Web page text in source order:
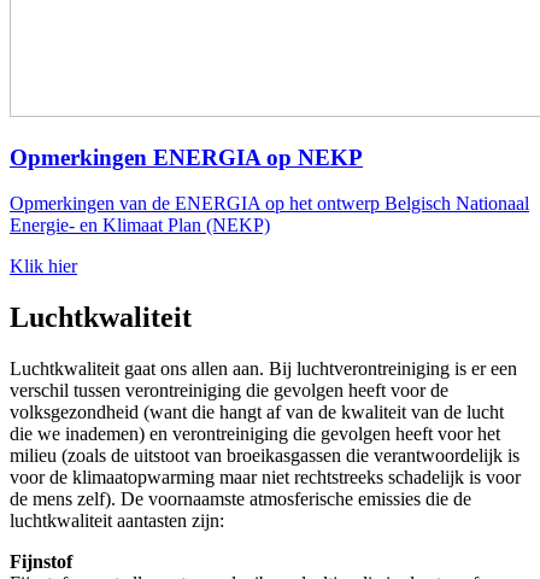
Opmerkingen ENERGIA op NEKP
Opmerkingen van de ENERGIA op het ontwerp Belgisch Nationaal
Energie- en Klimaat Plan (NEKP)
Klik hier
Luchtkwaliteit
Luchtkwaliteit gaat ons allen aan. Bij luchtverontreiniging is er een
verschil tussen verontreiniging die gevolgen heeft voor de
volksgezondheid (want die hangt af van de kwaliteit van de lucht
die we inademen) en verontreiniging die gevolgen heeft voor het
milieu (zoals de uitstoot van broeikasgassen die verantwoordelijk is
voor de klimaatopwarming maar niet rechtstreeks schadelijk is voor
de mens zelf). De voornaamste atmosferische emissies die de
luchtkwaliteit aantasten zijn:
Fijnstof